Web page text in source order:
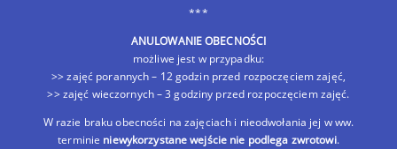
***
ANULOWANIE OBECNOŚCI
możliwe jest w przypadku:
>> zajęć porannych – 12 godzin przed rozpoczęciem zajęć,
>> zajęć wieczornych – 3 godziny przed rozpoczęciem zajęć.
W razie braku obecności na zajęciach i nieodwołania jej w ww.
terminie niewykorzystane wejście nie podlega zwrotowi.